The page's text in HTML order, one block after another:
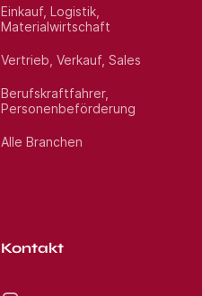
Einkauf, Logistik,
Materialwirtschaft
Vertrieb, Verkauf, Sales
Berufskraftfahrer,
Personenbeförderung
Alle Branchen
Kontakt